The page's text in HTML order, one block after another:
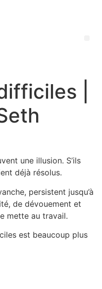
|
une illusion. S’ils
déjà résolus.
persistent jusqu’à
de dévouement et
mette au travail.
est beaucoup plus